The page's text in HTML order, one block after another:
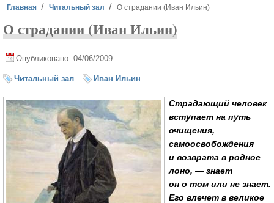
Вы здесь
Главная Читальный зал О страдании (Иван Ильин)
О страдании (Иван Ильин)
Опубликовано: 04/06/2009
Читальный зал Иван Ильин
Страдающий человек
вступает на путь
очищения,
самоосвобождения
и возврата в родное
лоно, — знает
он о том или не знает.
Его влечет в великое